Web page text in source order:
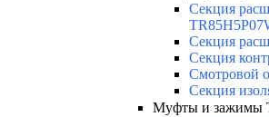
Секция
Секция
Секция
Смотровой
Секция
Муфты и зажимы